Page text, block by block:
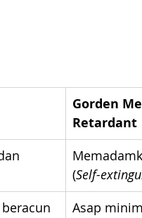
Gorden
Retardant
(Self-
Asap